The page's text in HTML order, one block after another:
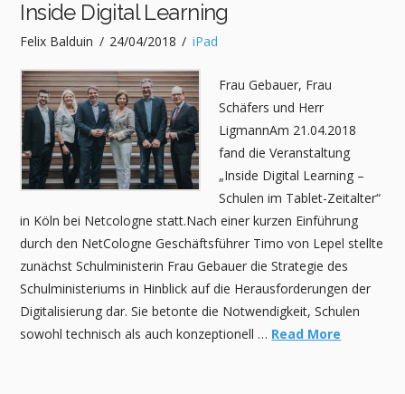
Inside Digital Learning
Felix Balduin 24/04/2018 iPad
Frau Gebauer, Frau
Schäfers und Herr
LigmannAm 21.04.2018
fand die Veranstaltung
„Inside Digital Learning –
Schulen im Tablet-Zeitalter“
in Köln bei Netcologne statt.Nach einer kurzen Einführung
durch den NetCologne Geschäftsführer Timo von Lepel stellte
zunächst Schulministerin Frau Gebauer die Strategie des
Schulministeriums in Hinblick auf die Herausforderungen der
Digitalisierung dar. Sie betonte die Notwendigkeit, Schulen
sowohl technisch als auch konzeptionell … Read More